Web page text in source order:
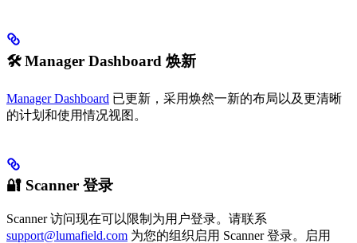
🛠️ Manager Dashboard 焕新
Manager Dashboard 已更新，采用焕然一新的布局以及更清晰
的计划和使用情况视图。
🔐 Scanner 登录
Scanner 访问现在可以限制为用户登录。请联系
support@lumafield.com 为您的组织启用 Scanner 登录。启用